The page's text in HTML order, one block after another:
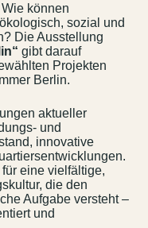
können
sozial und
Die Ausstellung
gibt darauf
Projekten
Berlin.
aktueller
und
innovative
eine vielfältige,
die den
Aufgabe versteht –
und